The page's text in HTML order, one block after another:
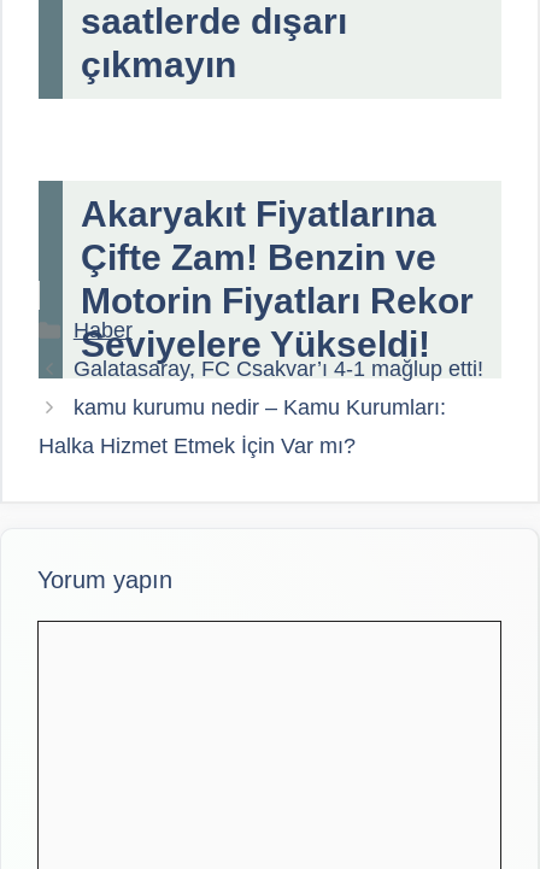
saatlerde dışarı
çıkmayın
Akaryakıt Fiyatlarına
Çifte Zam! Benzin ve
Motorin Fiyatları Rekor
Seviyelere Yükseldi!
Kategoriler
Haber
Galatasaray, FC Csakvar’ı 4-1 mağlup etti!
kamu kurumu nedir – Kamu Kurumları:
Halka Hizmet Etmek İçin Var mı?
Yorum yapın